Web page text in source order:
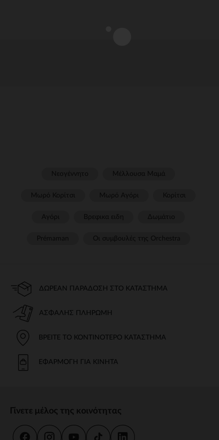
ΔΩΡΕΆΝ ΠΑΡΆΔΟΣΗ ΣΤΟ ΚΑΤΆΣΤΗΜΑ
ΑΣΦΑΛΉΣ ΠΛΗΡΩΜΉ
ΒΡΕΊΤΕ ΤΟ ΚΟΝΤΙΝΌΤΕΡΟ ΚΑΤΆΣΤΗΜΑ
ΕΦΑΡΜΟΓΉ ΓΙΑ ΚΙΝΗΤΆ
Γίνετε μέλος της κοινότητας